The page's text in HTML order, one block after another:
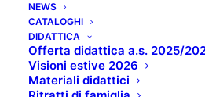
NEWS
CATALOGHI
DIDATTICA
Offerta didattica a.s. 2025/
Visioni estive 2026
Materiali didattici
IL CINEMA